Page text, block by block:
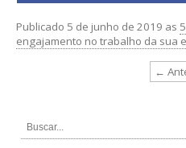
Publicado 5 de junho de 2019 as
engajamento no trabalho da sua
←